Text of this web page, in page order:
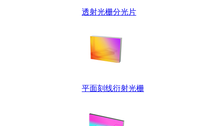
透射光栅分光片
平面刻线衍射光栅